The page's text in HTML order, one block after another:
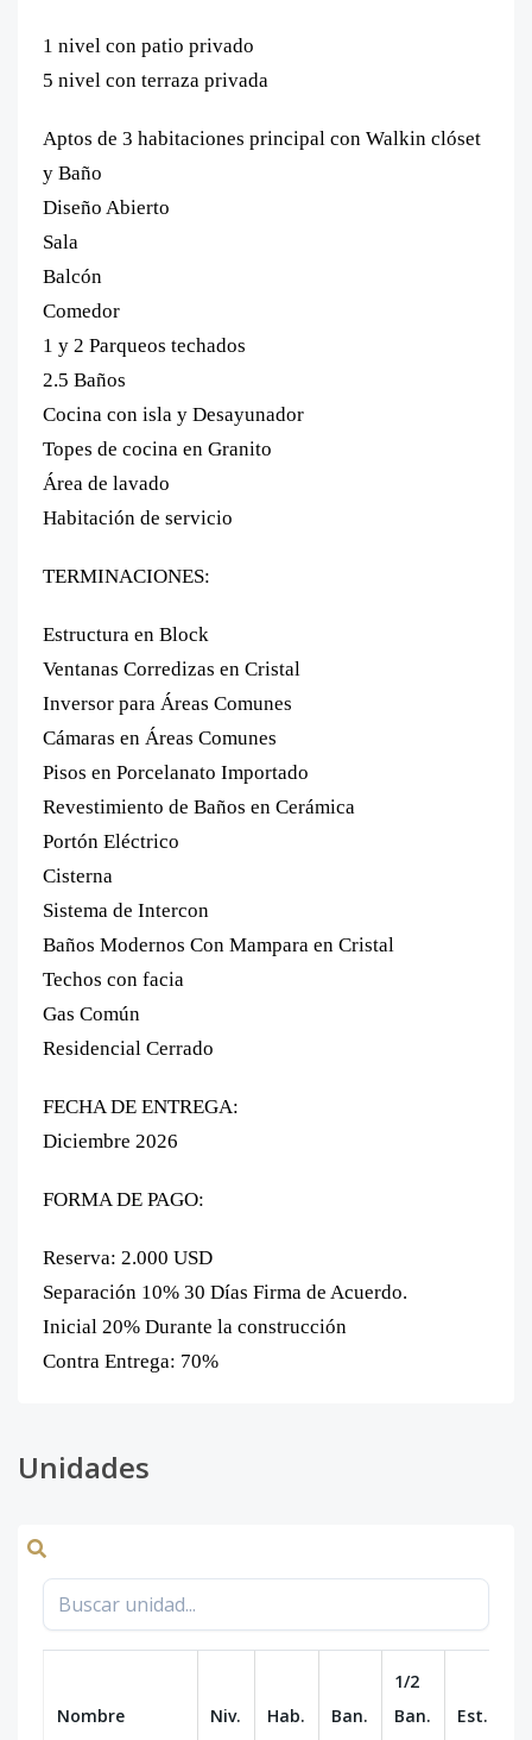
1 nivel con patio privado
5 nivel con terraza privada
Aptos de 3 habitaciones principal con Walkin clóset
y Baño
Diseño Abierto
Sala
Balcón
Comedor
1 y 2 Parqueos techados
2.5 Baños
Cocina con isla y Desayunador
Topes de cocina en Granito
Área de lavado
Habitación de servicio
TERMINACIONES:
Estructura en Block
Ventanas Corredizas en Cristal
Inversor para Áreas Comunes
Cámaras en Áreas Comunes
Pisos en Porcelanato Importado
Revestimiento de Baños en Cerámica
Portón Eléctrico
Cisterna
Sistema de Intercon
Baños Modernos Con Mampara en Cristal
Techos con facia
Gas Común
Residencial Cerrado
FECHA DE ENTREGA:
Diciembre 2026
FORMA DE PAGO:
Reserva: 2.000 USD
Separación 10% 30 Días Firma de Acuerdo.
Inicial 20% Durante la construcción
Contra Entrega: 70%
Unidades
Nombre Niv. Hab. Ban.
1/2
Ban.
Est.